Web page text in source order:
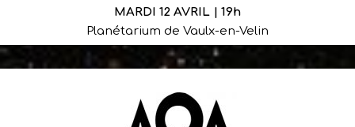
MARDI 12 AVRIL | 19h
Planétarium de Vaulx-en-Velin